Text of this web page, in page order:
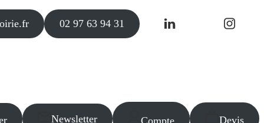
02 97 63 94 31
Newsletter Compte Devis